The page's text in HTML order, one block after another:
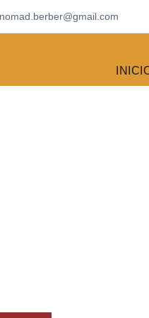
nomad.berber@gmail.com